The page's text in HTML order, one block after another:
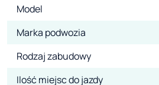
Model
Marka podwozia
Rodzaj zabudowy
Ilość miejsc do jazdy